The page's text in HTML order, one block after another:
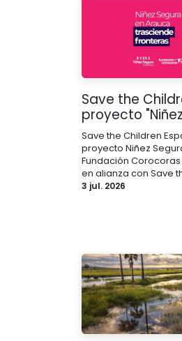
Save the
proyecto
Save the Children
proyecto Niñez
Fundación
en alianza con Save
3 jul. 2026